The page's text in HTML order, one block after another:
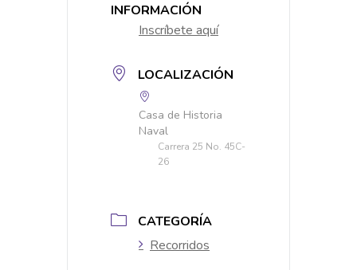
INFORMACIÓN
Inscríbete aquí
LOCALIZACIÓN
Casa de Historia
Naval
Carrera 25 No. 45C-
26
CATEGORÍA
Recorridos